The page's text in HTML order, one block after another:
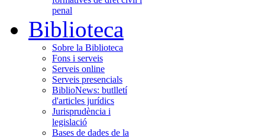
penal
Biblioteca
Sobre la Biblioteca
Fons i serveis
Serveis online
Serveis presencials
BiblioNews: butlletí
d'articles jurídics
Jurisprudència i
legislació
Bases de dades de la